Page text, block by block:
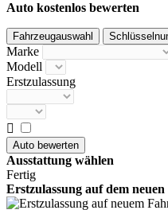
Auto kostenlos bewerten
Fahrzeugauswahl
Marke
Modell
Erstzulassung

Ausstattung wählen
Fertig
Erstzulassung auf dem